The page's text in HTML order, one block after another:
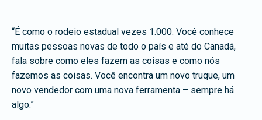
“É como o rodeio estadual vezes 1.000. Você conhece
muitas pessoas novas de todo o país e até do Canadá,
fala sobre como eles fazem as coisas e como nós
fazemos as coisas. Você encontra um novo truque, um
novo vendedor com uma nova ferramenta – sempre há
algo.”